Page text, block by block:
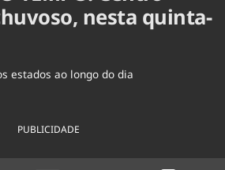
nesta quinta-
estados ao longo do dia
PUBLICIDADE